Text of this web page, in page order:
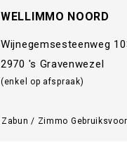
WELLIMMO NOORD
Wijnegemsesteenweg
2970 's Gravenwezel
(enkel op afspraak)
Zabun / Zimmo